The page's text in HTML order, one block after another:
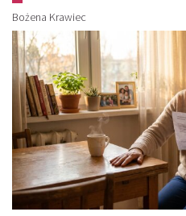
Bożena Krawiec